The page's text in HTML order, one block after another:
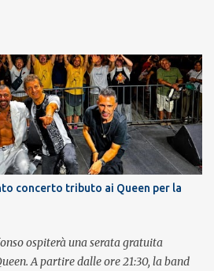
concerto tributo ai Queen per la
ospiterà una serata gratuita
A partire dalle ore 21:30, la band